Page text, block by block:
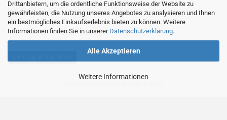
Drittanbietern, um die ordentliche Funktionsweise der Website zu
gewährleisten, die Nutzung unseres Angebotes zu analysieren und Ihnen
ein bestmögliches Einkaufserlebnis bieten zu können. Weitere
Informationen finden Sie in unserer Datenschutzerklärung.
Alle Akzeptieren
Weitere Informationen
HÄUFIG GESUCHT
Startseite